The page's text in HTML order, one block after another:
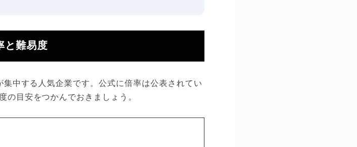
と難易度
中する人気企業です。公式に倍率は公表されてい
の目安をつかんでおきましょう。